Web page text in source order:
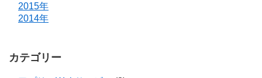
2015年
2014年
カテゴリー